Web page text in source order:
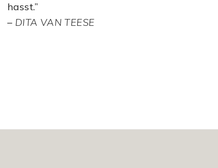
hasst.”
– DITA VAN TEESE